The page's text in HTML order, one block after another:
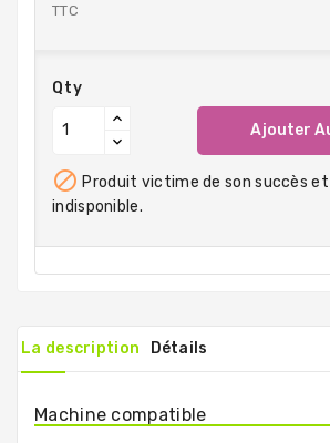
TTC
Qty
Ajouter
 Produit victime de son succès
indisponible.
La description Détails
Machine compatible